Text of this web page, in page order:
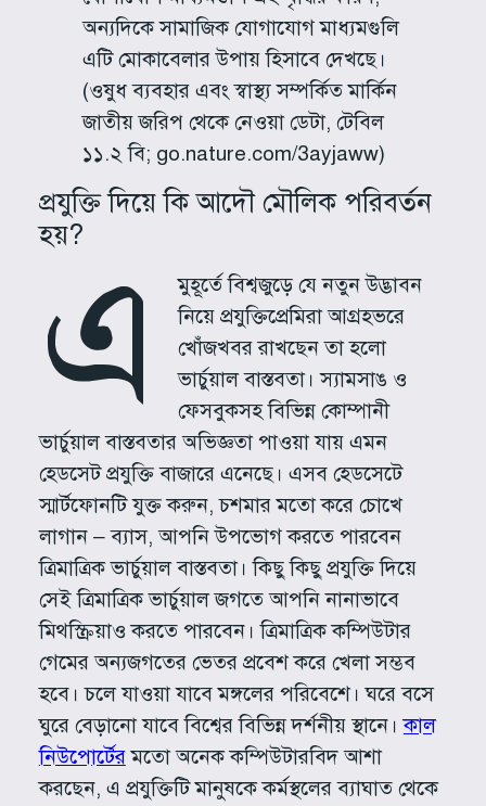
অন্যদিকে সামাজিক যোগাযোগ মাধ্যমগুলি
এটি মোকাবেলার উপায় হিসাবে দেখছে।
(ওষুধ ব্যবহার এবং স্বাস্থ্য সম্পর্কিত মার্কিন
জাতীয় জরিপ থেকে নেওয়া ডেটা, টেবিল
১১.২ বি; go.nature.com/3ayjaww)
প্রযুক্তি দিয়ে কি আদৌ মৌলিক পরিবর্তন
হয়?
এ
মুহূর্তে বিশ্বজুড়ে যে নতুন উদ্ভাবন
নিয়ে প্রযুক্তিপ্রেমিরা আগ্রহভরে
খোঁজখবর রাখছেন তা হলো
ভার্চুয়াল বাস্তবতা। স্যামসাঙ ও
ফেসবুকসহ বিভিন্ন কোম্পানী
ভার্চুয়াল বাস্তবতার অভিজ্ঞতা পাওয়া যায় এমন
হেডসেট প্রযুক্তি বাজারে এনেছে। এসব হেডসেটে
স্মার্টফোনটি যুক্ত করুন, চশমার মতো করে চোখে
লাগান – ব্যাস, আপনি উপভোগ করতে পারবেন
ত্রিমাত্রিক ভার্চুয়াল বাস্তবতা। কিছু কিছু প্রযুক্তি দিয়ে
সেই ত্রিমাত্রিক ভার্চুয়াল জগতে আপনি নানাভাবে
মিথস্ক্রিয়াও করতে পারবেন। ত্রিমাত্রিক কম্পিউটার
গেমের অন্যজগতের ভেতর প্রবেশ করে খেলা সম্ভব
হবে। চলে যাওয়া যাবে মঙ্গলের পরিবেশে। ঘরে বসে
ঘুরে বেড়ানো যাবে বিশ্বের বিভিন্ন দর্শনীয় স্থানে।কাল
নিউপোর্টেরমতো অনেক কম্পিউটারবিদ আশা
করছেন, এ প্রযুক্তিটি মানুষকে কর্মস্থলের ব্যাঘাত থেকে